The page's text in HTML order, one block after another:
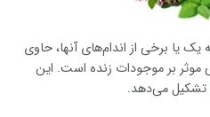
یا برخی از اندام‌های آنها، حاوی
موثر بر موجودات زنده است. این